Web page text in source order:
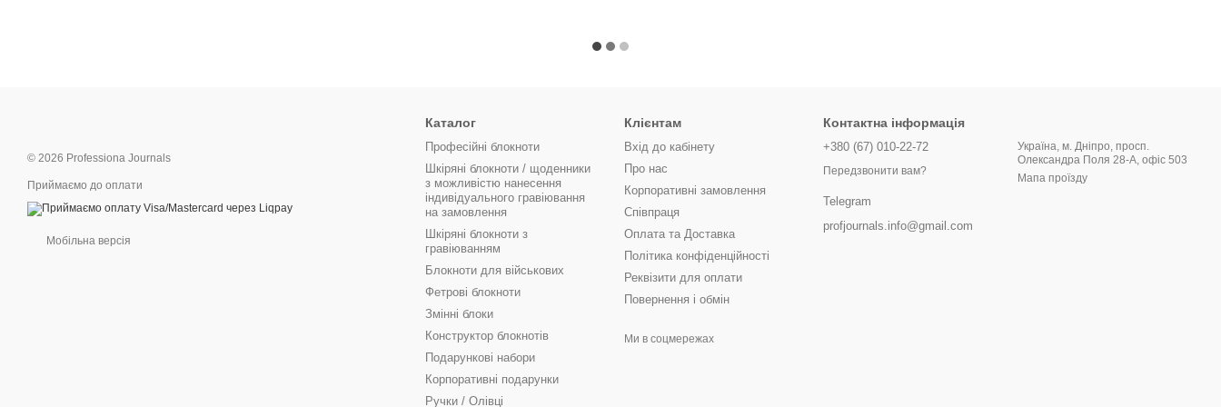
© 2026 Professiona Journals
Приймаємо до оплати
Мобільна версія
Каталог
Професійні блокноти
Шкіряні блокноти / щоденники
з можливістю нанесення
індивідуального гравіювання
на замовлення
Шкіряні блокноти з
гравіюванням
Блокноти для військових
Фетрові блокноти
Змінні блоки
Конструктор блокнотів
Подарункові набори
Корпоративні подарунки
Ручки / Олівці
Клієнтам
Вхід до кабінету
Про нас
Корпоративні замовлення
Співпраця
Оплата та Доставка
Політика конфіденційності
Реквізити для оплати
Повернення і обмін
Ми в соцмережах
Контактна інформація
+380 (67) 010-22-72
Передзвонити вам?
Telegram
profjournals.info@gmail.com
Україна, м. Дніпро, просп.
Олександра Поля 28-А, офіс 503
Мапа проїзду